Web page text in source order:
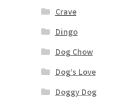
Crave
Dingo
Dog Chow
Dog’s Love
Doggy Dog